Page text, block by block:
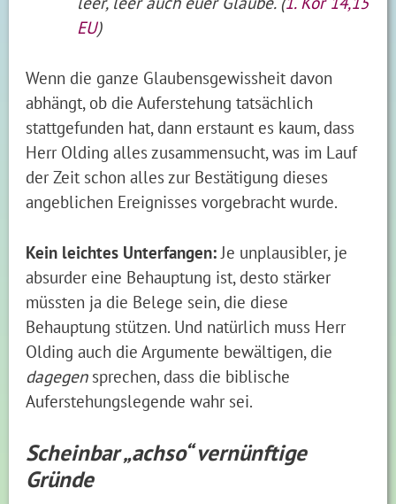
EU)
Wenn die ganze Glaubensgewissheit davon
abhängt, ob die Auferstehung tatsächlich
stattgefunden hat, dann erstaunt es kaum, dass
Herr Olding alles zusammensucht, was im Lauf
der Zeit schon alles zur Bestätigung dieses
angeblichen Ereignisses vorgebracht wurde.
Kein leichtes Unterfangen: Je unplausibler, je
absurder eine Behauptung ist, desto stärker
müssten ja die Belege sein, die diese
Behauptung stützen. Und natürlich muss Herr
Olding auch die Argumente bewältigen, die
dagegensprechen, dass die biblische
Auferstehungslegende wahr sei.
Scheinbar „achso“ vernünftige
Gründe